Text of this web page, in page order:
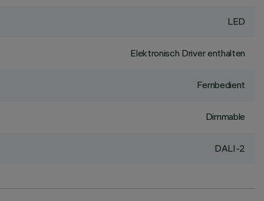
LED
Elektronisch Driver enthalten
Fernbedient
Dimmable
DALI-2